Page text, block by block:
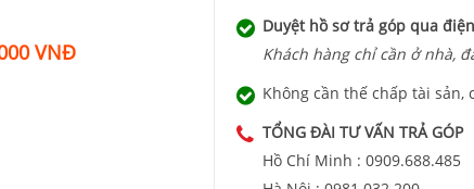
VNĐ
Duyệt hồ sơ trả góp qua
Khách hàng chỉ cần ở nhà,
Không cần thế chấp tài
TỔNG ĐÀI TƯ VẤN TRẢ GÓP
Hồ Chí Minh : 0909.688.485